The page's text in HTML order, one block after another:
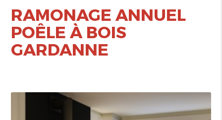
RAMONAGE ANNUEL
POÊLE À BOIS
GARDANNE